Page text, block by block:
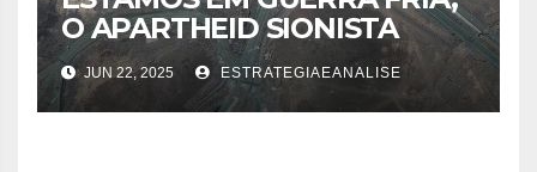
O APARTHEID SIONISTA
FALA EM “MUNDO LIVRE”
JUN 22, 2025 ESTRATEGIAEANALISE